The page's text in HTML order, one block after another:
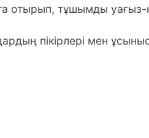
отырып, тұшымды уағыз-
пікірлері мен